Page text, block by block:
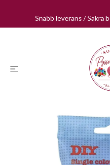
Snabb leverans / Säkra